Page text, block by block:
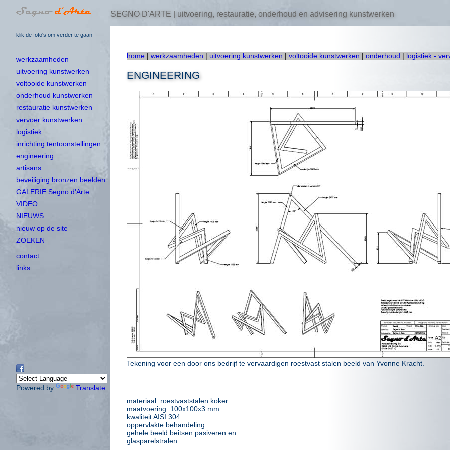
klik de foto's om verder te gaan
SEGNO D'ARTE | uitvoering, restauratie, onderhoud en advisering kunstwerken
werkzaamheden
uitvoering kunstwerken
voltooide kunstwerken
onderhoud kunstwerken
restauratie kunstwerken
vervoer kunstwerken
logistiek
inrichting tentoonstellingen
engineering
artisans
beveiliging bronzen beelden
GALERIE Segno d'Arte
VIDEO
NIEUWS
nieuw op de site
ZOEKEN
contact
links
Powered by Translate
home | werkzaamheden | uitvoering kunstwerken | voltooide kunstwerken | onderhoud | logistiek -
ENGINEERING
Tekening voor een door ons bedrijf te vervaardigen roestvast stalen beeld van Yvonne Kracht.
materiaal: roestvaststalen koker
maatvoering: 100x100x3 mm
kwaliteit AISI 304
oppervlakte behandeling:
gehele beeld beitsen pasiveren en
glasparelstralen